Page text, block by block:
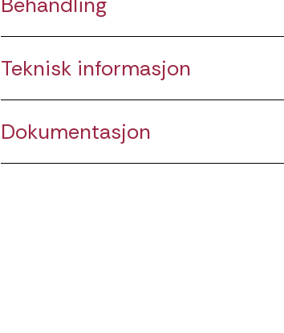
Teknisk informasjon
Dokumentasjon